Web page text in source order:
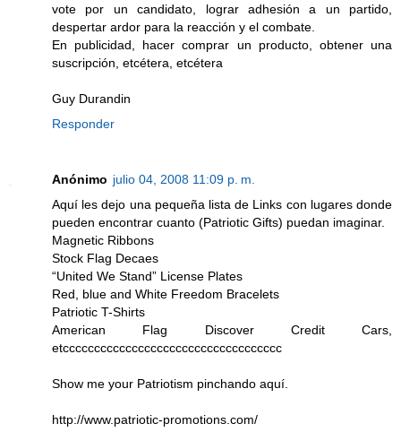
vote por un candidato, lograr adhesión a un partido,
despertar ardor para la reacción y el combate.
En publicidad, hacer comprar un producto, obtener una
suscripción, etcétera, etcétera
Guy Durandin
Responder
Anónimo julio 04, 2008 11:09 p. m.
Aquí les dejo una pequeña lista de Links con lugares donde
pueden encontrar cuanto (Patriotic Gifts) puedan imaginar.
Magnetic Ribbons
Stock Flag Decaes
“United We Stand” License Plates
Red, blue and White Freedom Bracelets
Patriotic T-Shirts
American Flag Discover Credit Cars,
etccccccccccccccccccccccccccccccccccc
Show me your Patriotism pinchando aquí.
http://www.patriotic-promotions.com/